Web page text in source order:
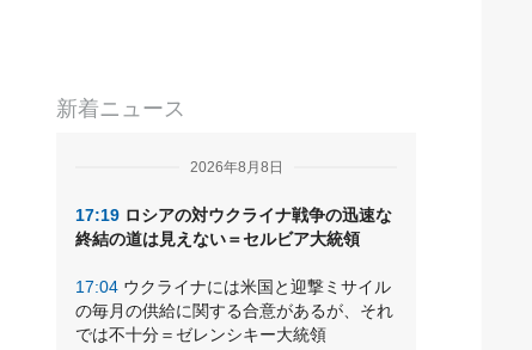
購読
新着ニュース
2026年8月8日
17:19 ロシアの対ウクライナ戦争の迅速な
終結の道は見えない＝セルビア大統領
17:04 ウクライナには米国と迎撃ミサイル
の毎月の供給に関する合意があるが、それ
では不十分＝ゼレンシキー大統領